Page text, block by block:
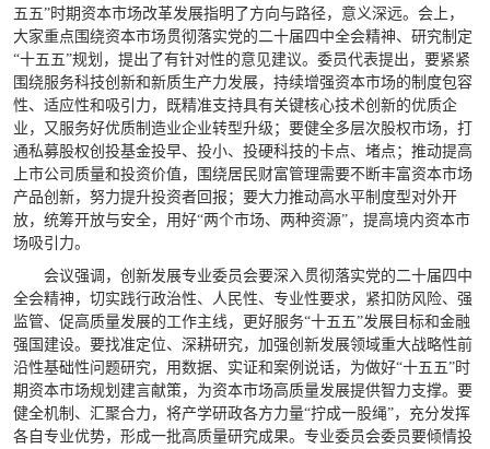
五五”时期资本市场改革发展指明了方向与路径，意义深远。会上，
大家重点围绕资本市场贯彻落实党的二十届四中全会精神、研究制定
“十五五”规划，提出了有针对性的意见建议。委员代表提出，要紧紧
围绕服务科技创新和新质生产力发展，持续增强资本市场的制度包容
性、适应性和吸引力，既精准支持具有关键核心技术创新的优质企
业，又服务好优质制造业企业转型升级；要健全多层次股权市场，打
通私募股权创投基金投早、投小、投硬科技的卡点、堵点；推动提高
上市公司质量和投资价值，围绕居民财富管理需要不断丰富资本市场
产品创新，努力提升投资者回报；要大力推动高水平制度型对外开
放，统筹开放与安全，用好“两个市场、两种资源”，提高境内资本市
场吸引力。
会议强调，创新发展专业委员会要深入贯彻落实党的二十届四中
全会精神，切实践行政治性、人民性、专业性要求，紧扣防风险、强
监管、促高质量发展的工作主线，更好服务“十五五”发展目标和金融
强国建设。要找准定位、深耕研究，加强创新发展领域重大战略性前
沿性基础性问题研究，用数据、实证和案例说话，为做好“十五五”时
期资本市场规划建言献策，为资本市场高质量发展提供智力支撑。要
健全机制、汇聚合力，将产学研政各方力量“拧成一股绳”，充分发挥
各自专业优势，形成一批高质量研究成果。专业委员会委员要倾情投